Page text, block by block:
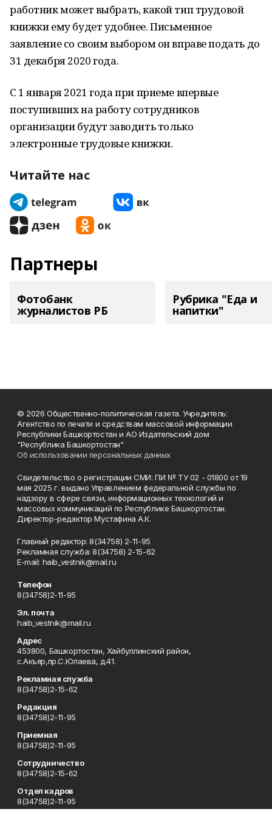
работник может выбрать, какой тип трудовой
книжки ему будет удобнее. Письменное
заявление со своим выбором он вправе подать до
31 декабря 2020 года.
С 1 января 2021 года при приеме впервые
поступивших на работу сотрудников
организации будут заводить только
электронные трудовые книжки.
Читайте нас
Партнеры
Фотобанк
журналистов РБ
Рубрика "Еда и
напитки"
© 2026 Общественно-политическая газета. Учредитель:
Агентство по печати и средствам массовой информации
Республики Башкортостан и АО Издательский дом
"Республика Башкортостан"
Об использовании персональных данных
Свидетельство о регистрации СМИ: ПИ № ТУ 02 - 01800 от 19
мая 2025 г. выдано Управлением федеральной службы по
надзору в сфере связи, информационных технологий и
массовых коммуникаций по Республике Башкортостан.
Директор-редактор Мустафина А.К.
Главный редактор: 8(34758) 2-11-95
Рекламная служба: 8(34758) 2-15-62
Е-mаil: haib_vestnik@mail.ru
Телефон
8(34758)2-11-95
Эл. почта
haib_vestnik@mail.ru
Адрес
453800, Башкортостан, Хайбуллинский район,
с.Акъяр,пр.С.Юлаева, д.41.
Рекламная служба
8(34758)2-15-62
Редакция
8(34758)2-11-95
Приемная
8(34758)2-11-95
Сотрудничество
8(34758)2-15-62
Отдел кадров
8(34758)2-11-95